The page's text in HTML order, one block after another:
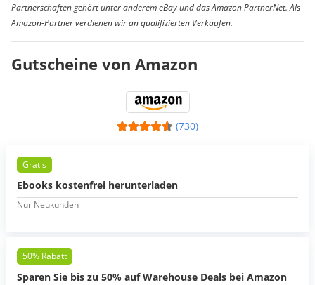
Partnerschaften gehört unter anderem eBay und das Amazon PartnerNet. Als
Amazon-Partner verdienen wir an qualifizierten Verkäufen.
Gutscheine von Amazon
(730)
Gratis
Ebooks kostenfrei herunterladen
Nur Neukunden
50% Rabatt
Sparen Sie bis zu 50% auf Warehouse Deals bei Amazon